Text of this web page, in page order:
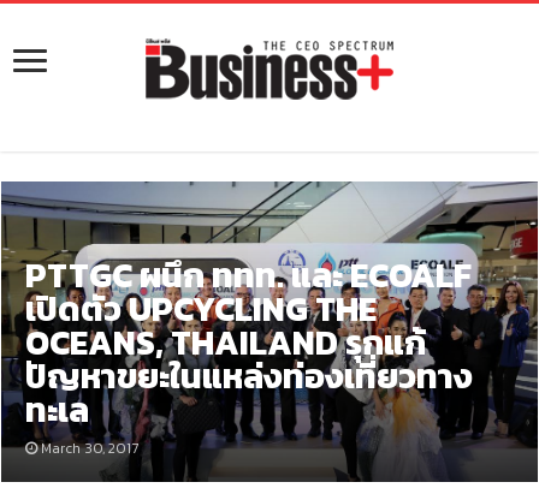
PTTGC ผนึก ททท. และ ECOALF
เปิดตัว UPCYCLING THE
OCEANS, THAILAND รุกแก้
ปัญหาขยะในแหล่งท่องเที่ยวทาง
ทะเล
March 30, 2017